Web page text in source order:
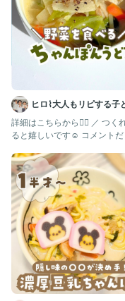
入れて弱火で1分程煮る。
💡ポイント💡
・スープが多めにでき
ープとして飲んでも美
・牛乳(豆乳)を入れた
込んでください
・中華麺は入れる前に水
おくと◎
食べやすい長さになるよ
ーーーーーーーーーーー
ここまで見ていただきあ
@yurimama_recipe
元給食の先生ゆりままで
子どもが喜ぶ給食レシピ
作ってみたよ！こんな
んでる！
ヒロ⌇大人もリピする子
はん🍳
詳細はこちらから👇🏻 ／ つくれぽくれ
ると嬉しいです☺️ コメントだ